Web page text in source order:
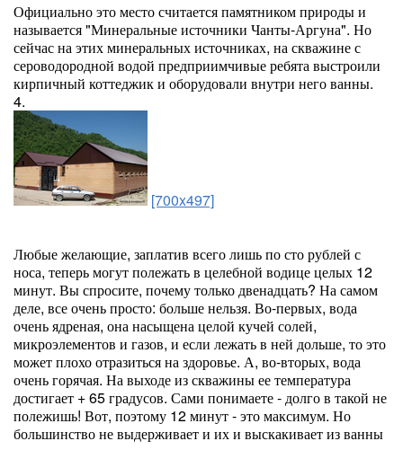
Официально это место считается памятником природы и
называется "Минеральные источники Чанты-Аргуна". Но
сейчас на этих минеральных источниках, на скважине с
сероводородной водой предприимчивые ребята выстроили
кирпичный коттеджик и оборудовали внутри него ванны.
4.
[700x497]
Любые желающие, заплатив всего лишь по сто рублей с
носа, теперь могут полежать в целебной водице целых 12
минут. Вы спросите, почему только двенадцать? На самом
деле, все очень просто: больше нельзя. Во-первых, вода
очень ядреная, она насыщена целой кучей солей,
микроэлементов и газов, и если лежать в ней дольше, то это
может плохо отразиться на здоровье. А, во-вторых, вода
очень горячая. На выходе из скважины ее температура
достигает + 65 градусов. Сами понимаете - долго в такой не
полежишь! Вот, поэтому 12 минут - это максимум. Но
большинство не выдерживает и их и выскакивает из ванны